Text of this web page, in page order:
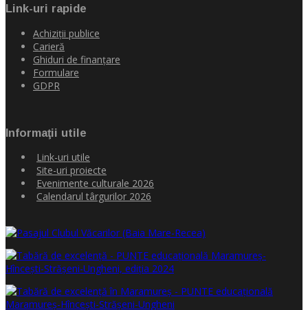
Link-uri rapide
Achiziţii publice
Carieră
Ghiduri de finanţare
Formulare
GDPR
Informaţii utile
Link-uri utile
Site-uri proiecte
Evenimente culturale 2026
Calendarul târgurilor 2026